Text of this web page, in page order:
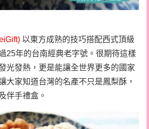
以東方成熟的技巧搭配西式頂級
25年的台南經典老字號。很期待這樣
光發熱，更是能讓全世界更多的國家
大家知道台灣的名產不只是鳳梨酥，
伴手禮盒。